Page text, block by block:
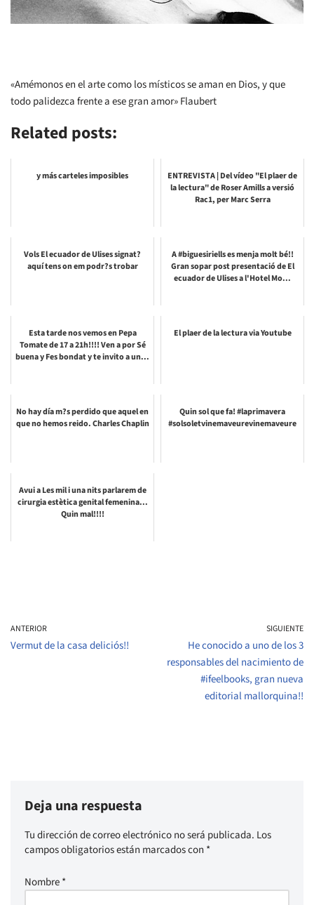
«Amémonos en el arte como los místicos se aman en Dios, y que
todo palidezca frente a ese gran amor» Flaubert
Related posts:
y más carteles imposibles
ENTREVISTA | Del vídeo "El plaer de
la lectura" de Roser Amills a versió
Rac1, per Marc Serra
Vols El ecuador de Ulises signat?
aquí tens on em podr?s trobar
A #biguesiriells es menja molt bé!!
Gran sopar post presentació de El
ecuador de Ulises a l'Hotel Mo...
Esta tarde nos vemos en Pepa
Tomate de 17 a 21h!!!! Ven a por Sé
buena y Fes bondat y te invito a un...
El plaer de la lectura via Youtube
No hay día m?s perdido que aquel en
que no hemos reido. Charles Chaplin
Quin sol que fa! #laprimavera
#solsoletvinemaveurevinemaveure
Avui a Les mil i una nits parlarem de
cirurgia estètica genital femenina...
Quin mal!!!!
ANTERIOR
Vermut de la casa deliciós!!
SIGUIENTE
He conocido a uno de los 3
responsables del nacimiento de
#ifeelbooks, gran nueva
editorial mallorquina!!
Deja una respuesta
Tu dirección de correo electrónico no será publicada. Los
campos obligatorios están marcados con *
Nombre*